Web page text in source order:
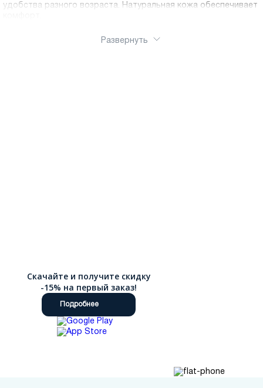
удобства разного возраста. Натуральная кожа обеспечивает
Развернуть
Скачайте и получите скидку
-15% на первый заказ!
Подробнее